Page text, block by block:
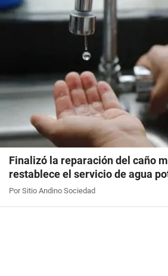
Finalizó la reparación del caño
restablece el servicio de agua
Por Sitio Andino Sociedad